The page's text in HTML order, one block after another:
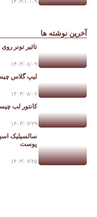
۱۴۰۳/۱۰/۰۹
آخرین نوشته ها
تاثیر تونر
۱۴۰۳/۰۸/۰۹
لیپ گلاس
۱۴۰۳/۰۸/۰۶
کانتور لب
۱۴۰۳/۰۷/۲۹
سالسیلیک
پوست
۱۴۰۳/۰۷/۲۵